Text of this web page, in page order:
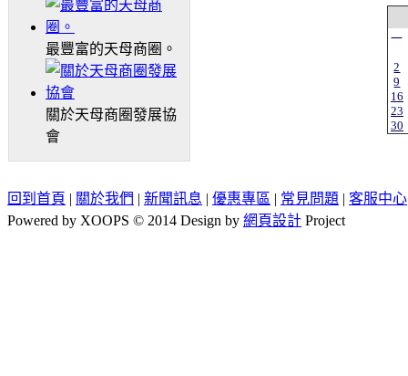
最豐富的天母商圈。
關於天母商圈發展協
會
一
2
9
16
23
30
回到首頁 | 關於我們 | 新聞訊息 | 優惠專區 | 常見問題 | 客服中心
Powered by XOOPS © 2014 Design by 網頁設計 Project